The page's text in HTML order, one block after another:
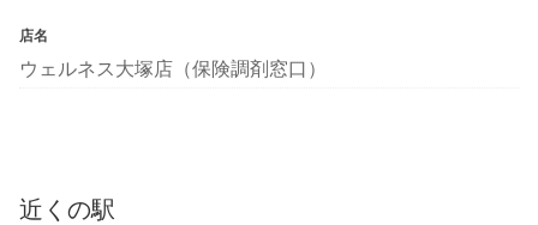
店名
ウェルネス大塚店（保険調剤窓口）
近くの駅